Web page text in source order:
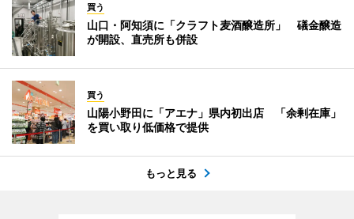
買う
山口・阿知須に「クラフト麦酒醸造所」 礒金醸造
が開設、直売所も併設
買う
山陽小野田に「アエナ」県内初出店 「余剰在庫」
を買い取り低価格で提供
もっと見る